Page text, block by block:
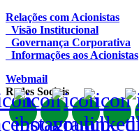
Relações com Acionistas
Visão Institucional
Governança Corporativa
Informações aos Acionistas
Webmail
Redes Sociais